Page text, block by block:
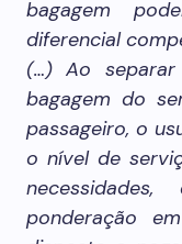
bagagem
diferencial
(…) Ao
bagagem do
passageiro, o
o nível de
ponderação